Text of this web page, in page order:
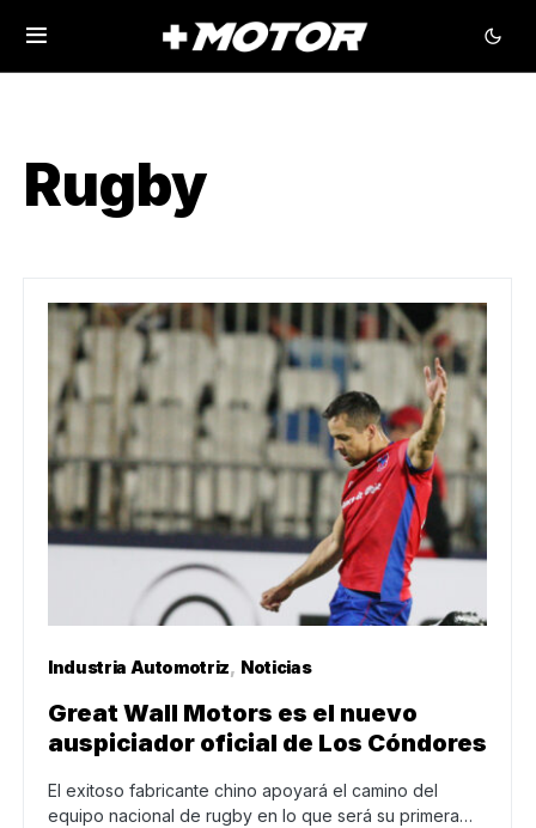
Rugby
Industria Automotriz Noticias
Great Wall Motors es el nuevo
auspiciador oficial de Los Cóndores
El exitoso fabricante chino apoyará el camino del
equipo nacional de rugby en lo que será su primera…